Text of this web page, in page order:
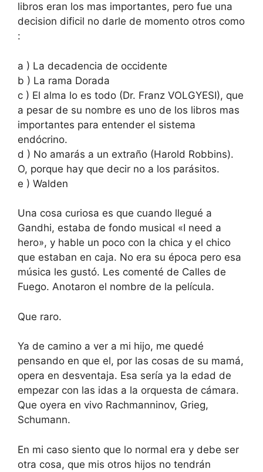
libros eran los mas importantes, pero fue una
decision dificil no darle de momento otros como
:
a ) La decadencia de occidente
b ) La rama Dorada
c ) El alma lo es todo (Dr. Franz VOLGYESI), que
a pesar de su nombre es uno de los libros mas
importantes para entender el sistema
endócrino.
d ) No amarás a un extraño (Harold Robbins).
O, porque hay que decir no a los parásitos.
e ) Walden
Una cosa curiosa es que cuando llegué a
Gandhi, estaba de fondo musical «I need a
hero», y hable un poco con la chica y el chico
que estaban en caja. No era su época pero esa
música les gustó. Les comenté de Calles de
Fuego. Anotaron el nombre de la película.
Que raro.
Ya de camino a ver a mi hijo, me quedé
pensando en que el, por las cosas de su mamá,
opera en desventaja. Esa sería ya la edad de
empezar con las idas a la orquesta de cámara.
Que oyera en vivo Rachmanninov, Grieg,
Schumann.
En mi caso siento que lo normal era y debe ser
otra cosa, que mis otros hijos no tendrán